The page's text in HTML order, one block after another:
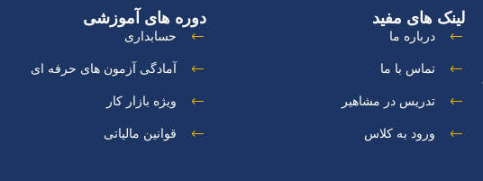
لینک های مفید
درباره ما
تماس با ما
تدریس در مشاهیر
ورود به کلاس
دوره های آموزشی
حسابداری
آمادگی آزمون های حرفه ای
ویژه بازار کار
قوانین مالیاتی